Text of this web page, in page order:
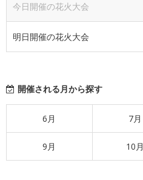
今日開催の花火大会
明日開催の花火大会
開催される月から探す
6月 7月
9月 10月